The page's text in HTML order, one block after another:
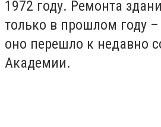
1972 году. Ремонта
только в прошлом году –
оно перешло к недавно
Академии.